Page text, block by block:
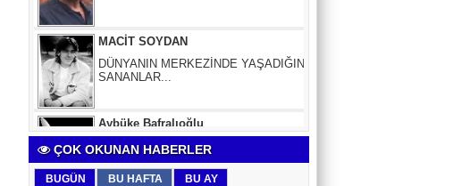
Aybüke Bafralıoğlu
BOĞAÇ YÜZGÜL
TURİZM VE EĞİTİM
ÇOK OKUNAN HABERLER
BUGÜN BU HAFTA BU AY